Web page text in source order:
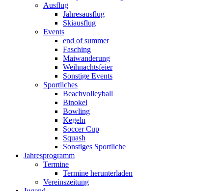
Ausflug
Jahresausflug
Skiausflug
Events
end of summer
Fasching
Maiwanderung
Weihnachtsfeier
Sonstige Events
Sportliches
Beachvolleyball
Binokel
Bowling
Kegeln
Soccer Cup
Squash
Sonstiges Sportliche
Jahresprogramm
Termine
Termine herunterladen
Vereinszeitung